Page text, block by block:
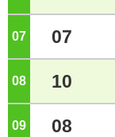
07 07
08 10
09 08